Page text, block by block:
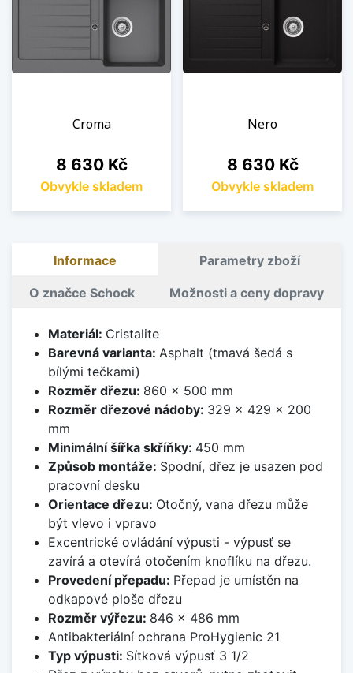
Croma
Cena
8 630 Kč
Obvykle skladem
Nero
Cena
8 630 Kč
Obvykle skladem
Informace Parametry zboží
O značce Schock Možnosti a ceny dopravy
Materiál: Cristalite
Barevná varianta: Asphalt (tmavá šedá s
bílými tečkami)
Rozměr dřezu: 860 x 500 mm
Rozměr dřezové nádoby: 329 x 429 x 200
mm
Minimální šířka skříňky: 450 mm
Způsob montáže: Spodní, dřez je usazen pod
pracovní desku
Orientace dřezu: Otočný, vana dřezu může
být vlevo i vpravo
Excentrické ovládání výpusti - výpusť se
zavírá a otevírá otočením knoflíku na dřezu.
Provedení přepadu: Přepad je umístěn na
odkapové ploše dřezu
Rozměr výřezu: 846 x 486 mm
Antibakteriální ochrana ProHygienic 21
Typ výpusti: Sítková výpusť 3 1/2